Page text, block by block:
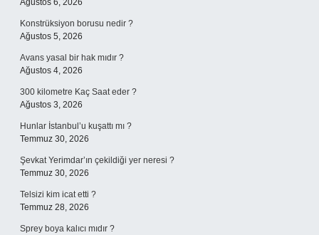
Ağustos 6, 2026
Konstrüksiyon borusu nedir ?
Ağustos 5, 2026
Avans yasal bir hak mıdır ?
Ağustos 4, 2026
300 kilometre Kaç Saat eder ?
Ağustos 3, 2026
Hunlar İstanbul’u kuşattı mı ?
Temmuz 30, 2026
Şevkat Yerimdar’ın çekildiği yer neresi ?
Temmuz 30, 2026
Telsizi kim icat etti ?
Temmuz 28, 2026
Sprey boya kalıcı mıdır ?